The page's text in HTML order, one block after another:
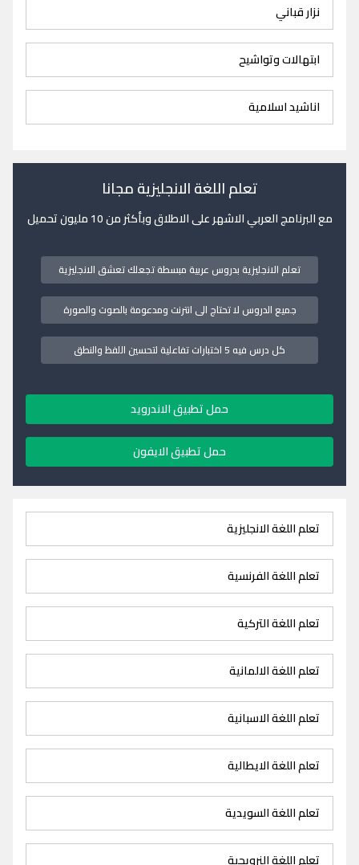
نزار قباني
ابتهالات وتواشيح
اناشيد اسلامية
تعلم اللغة الانجليزية مجانا
مع البرنامج العربي الاشهر على الاطلاق وبأكثر من 10 مليون تحميل
تعلم الانجليزية بدروس عربية مبسطة تجعلك تعشق الانجليزية
جميع الدروس لا تحتاج الى انترنت ومدعومة بالصوت والصورة
كل درس فيه 5 اختبارات تفاعلية لتحسين اللفظ والنطق
حمل تطبيق الاندرويد
حمل تطبيق الايفون
تعلم اللغة الانجليزية
تعلم اللغة الفرنسية
تعلم اللغة التركية
تعلم اللغة الالمانية
تعلم اللغة الاسبانية
تعلم اللغة الايطالية
تعلم اللغة السويدية
تعلم اللغة النرويجية